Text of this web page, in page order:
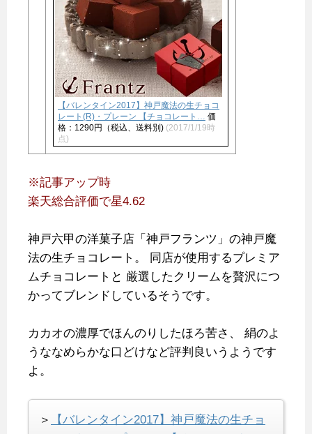
【バレンタイン2017】神戸魔法の生チョコ
レート(R)・プレーン 【チョコレート… 価
格：1290円（税込、送料別) (2017/1/19時
点)
※記事アップ時
楽天総合評価で星4.62
神戸六甲の洋菓子店「神戸フランツ」の神戸魔
法の生チョコレート。
同店が使用するプレミア
ムチョコレートと 厳選したクリームを贅沢につ
かってブレンドしているそうです。
カカオの濃厚でほんのりしたほろ苦さ、
絹のよ
うななめらかな口どけなど評判良いうようです
よ。
＞
【バレンタイン2017】神戸魔法の生チョ